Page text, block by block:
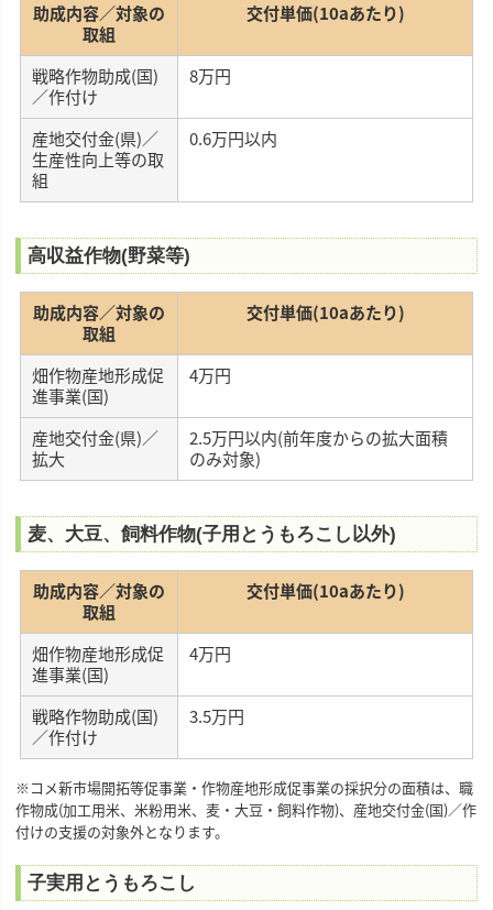
助成内容／対象の
取組
交付単価(10aあたり)
戦略作物助成(国)
／作付け
8万円
産地交付金(県)／
生産性向上等の取
組
0.6万円以内
高収益作物(野菜等)
助成内容／対象の
取組
交付単価(10aあたり)
畑作物産地形成促
進事業(国)
4万円
産地交付金(県)／
拡大
2.5万円以内(前年度からの拡大面積
のみ対象)
麦、大豆、飼料作物(子用とうもろこし以外)
助成内容／対象の
取組
交付単価(10aあたり)
畑作物産地形成促
進事業(国)
4万円
戦略作物助成(国)
／作付け
3.5万円
※コメ新市場開拓等促事業・作物産地形成促事業の採択分の面積は、職
作物成(加工用米、米粉用米、麦・大豆・飼料作物)、産地交付金(国)／作
付けの支援の対象外となります。
子実用とうもろこし